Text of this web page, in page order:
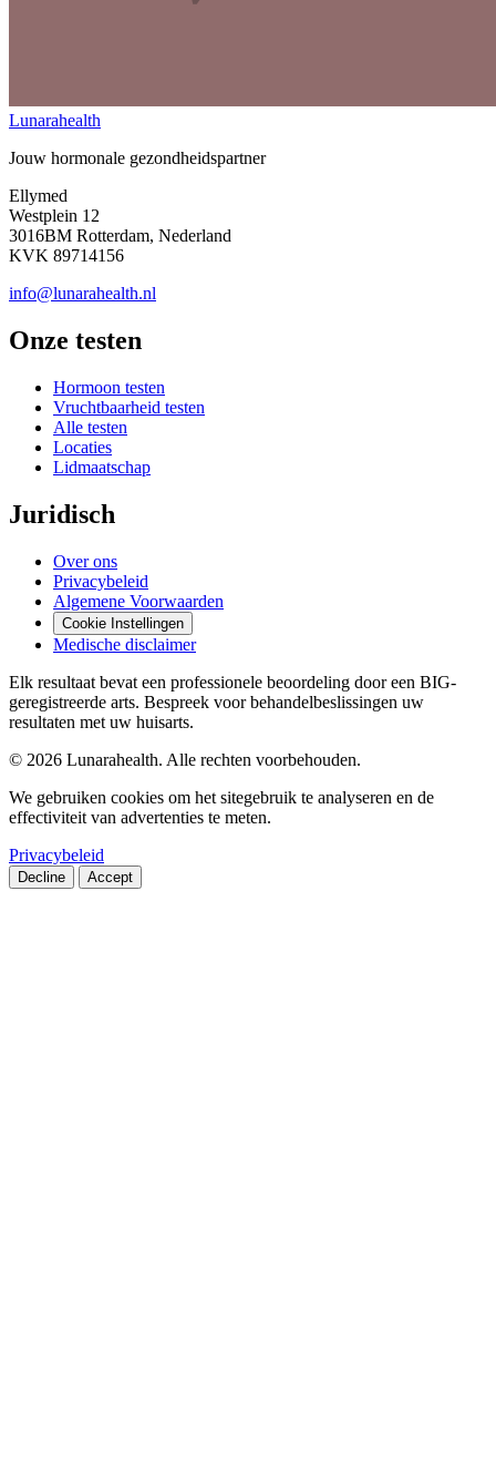
Lunarahealth
Jouw hormonale gezondheidspartner
Ellymed
Westplein 12
3016BM Rotterdam, Nederland
KVK 89714156
info@lunarahealth.nl
Onze testen
Hormoon testen
Vruchtbaarheid testen
Alle testen
Locaties
Lidmaatschap
Juridisch
Over ons
Privacybeleid
Algemene Voorwaarden
Cookie Instellingen
Medische disclaimer
Elk resultaat bevat een professionele beoordeling door een BIG-
geregistreerde arts. Bespreek voor behandelbeslissingen uw
resultaten met uw huisarts.
© 2026 Lunarahealth. Alle rechten voorbehouden.
We gebruiken cookies om het sitegebruik te analyseren en de
effectiviteit van advertenties te meten.
Privacybeleid
Decline Accept